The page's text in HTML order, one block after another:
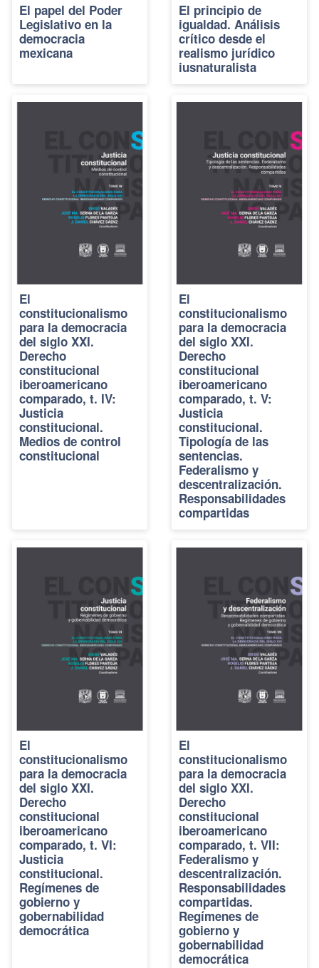
El papel del Poder
Legislativo en la
democracia
mexicana
El principio de
igualdad. Análisis
crítico desde el
realismo jurídico
iusnaturalista
El
constitucionalismo
para la democracia
del siglo XXI.
Derecho
constitucional
iberoamericano
comparado, t. IV:
Justicia
constitucional.
Medios de control
constitucional
El
constitucionalismo
para la democracia
del siglo XXI.
Derecho
constitucional
iberoamericano
comparado, t. V:
Justicia
constitucional.
Tipología de las
sentencias.
Federalismo y
descentralización.
Responsabilidades
compartidas
El
constitucionalismo
para la democracia
del siglo XXI.
Derecho
constitucional
iberoamericano
comparado, t. VI:
Justicia
constitucional.
Regímenes de
gobierno y
gobernabilidad
democrática
El
constitucionalismo
para la democracia
del siglo XXI.
Derecho
constitucional
iberoamericano
comparado, t. VII:
Federalismo y
descentralización.
Responsabilidades
compartidas.
Regímenes de
gobierno y
gobernabilidad
democrática